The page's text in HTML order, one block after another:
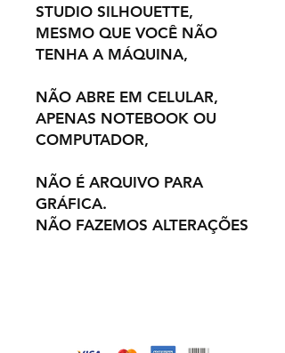
STUDIO SILHOUETTE,
MESMO QUE VOCÊ NÃO
TENHA A MÁQUINA,
NÃO ABRE EM CELULAR,
APENAS NOTEBOOK OU
COMPUTADOR,
NÃO É ARQUIVO PARA
GRÁFICA.
NÃO FAZEMOS ALTERAÇÕES